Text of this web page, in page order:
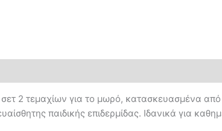
σετ 2 τεμαχίων για το μωρό, κατασκευασμένα
παιδικής επιδερμίδας. Ιδανικά για